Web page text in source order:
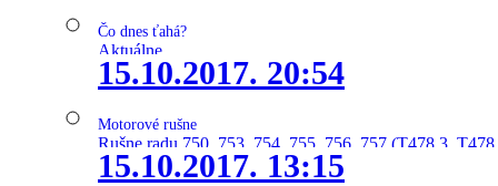
Čo dnes ťahá?
Aktuálne
15.10.2017. 20:54
Motorové rušne
Rušne radu 750, 753, 754, 755, 756, 757 (T478.3,
15.10.2017. 13:15